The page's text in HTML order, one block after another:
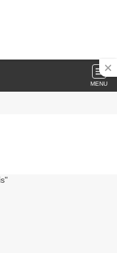
MENU